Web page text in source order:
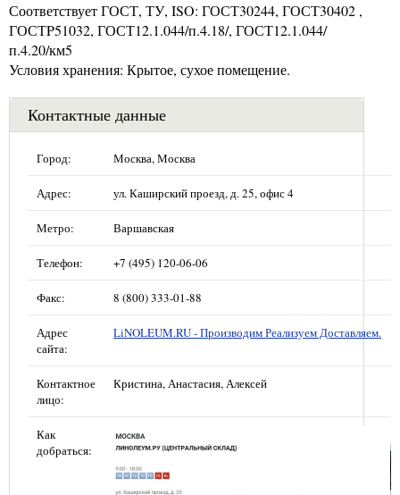
Соответствует ГОСТ, ТУ, ISO: ГОСТ30244, ГОСТ30402 ,
ГОСТP51032, ГОСТ12.1.044/п.4.18/, ГОСТ12.1.044/
п.4.20/км5
Условия хранения: Крытое, сухое помещение.
Контактные данные
Город: Москва, Москва
Адрес: ул. Каширский проезд, д. 25, офис 4
Метро: Варшавская
Телефон: +7 (495) 120-06-06
Факс: 8 (800) 333-01-88
Адрес
сайта:
LiNOLEUM.RU - Производим Реализуем Доставляем.
Контактное
лицо:
Кристина, Анастасия, Алексей
Как
добраться: